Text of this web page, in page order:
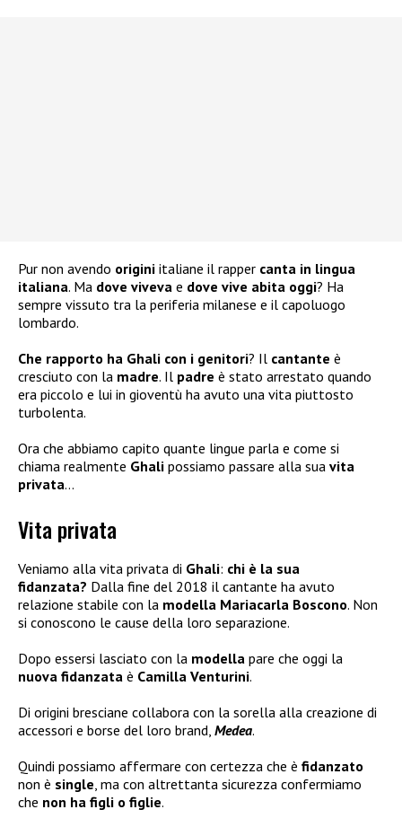
Pur non avendo origini italiane il rapper canta in lingua
italiana. Ma dove viveva e dove vive abita oggi? Ha
sempre vissuto tra la periferia milanese e il capoluogo
lombardo.
Che rapporto ha Ghali con i genitori? Il cantante è
cresciuto con la madre. Il padre è stato arrestato quando
era piccolo e lui in gioventù ha avuto una vita piuttosto
turbolenta.
Ora che abbiamo capito quante lingue parla e come si
chiama realmente Ghali possiamo passare alla sua vita
privata…
Vita privata
Veniamo alla vita privata di Ghali: chi è la sua
fidanzata? Dalla fine del 2018 il cantante ha avuto
relazione stabile con la modella Mariacarla Boscono. Non
si conoscono le cause della loro separazione.
Dopo essersi lasciato con la modella pare che oggi la
nuova fidanzata è Camilla Venturini.
Di origini bresciane collabora con la sorella alla creazione di
accessori e borse del loro brand, Medea.
Quindi possiamo affermare con certezza che è fidanzato
non è single, ma con altrettanta sicurezza confermiamo
che non ha figli o figlie.